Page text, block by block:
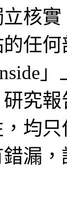
核
任
究
均
漏